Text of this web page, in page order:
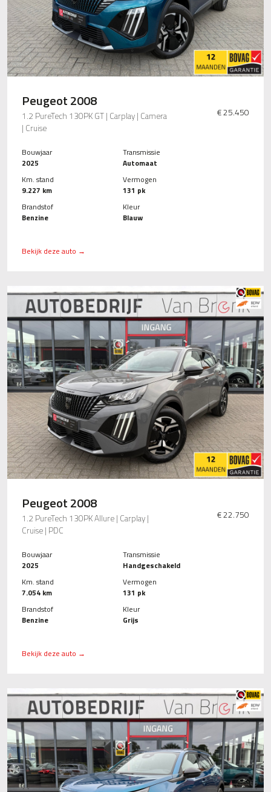
Peugeot 2008
1.2 PureTech 130PK GT | Carplay | Camera
| Cruise
€ 25.450
Bouwjaar
2025
Km. stand
9.227 km
Brandstof
Benzine
Transmissie
Automaat
Vermogen
131 pk
Kleur
Blauw
Bekijk deze auto →
Peugeot 2008
1.2 PureTech 130PK Allure | Carplay |
Cruise | PDC
€ 22.750
Bouwjaar
2025
Km. stand
7.054 km
Brandstof
Benzine
Transmissie
Handgeschakeld
Vermogen
131 pk
Kleur
Grijs
Bekijk deze auto →